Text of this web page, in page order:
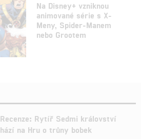
Na Disney+ vzniknou
animované série s X-
Meny, Spider-Manem
nebo Grootem
Recenze: Rytíř Sedmi království
hází na Hru o trůny bobek